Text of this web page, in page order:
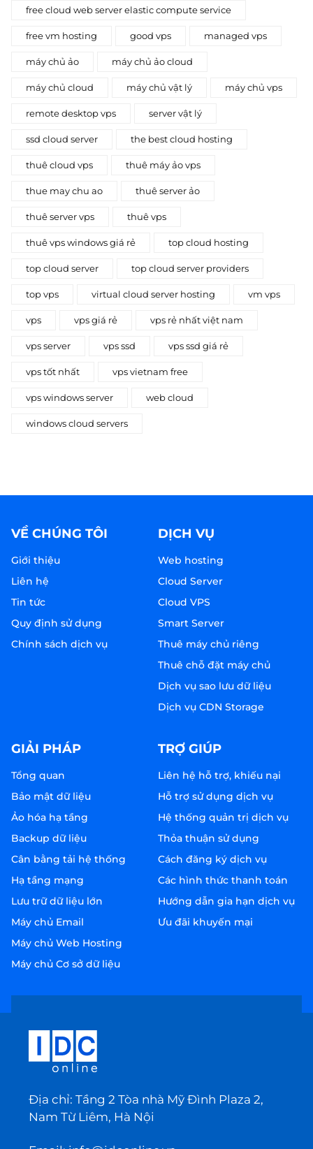
free cloud web server elastic compute service
free vm hosting good vps managed vps
máy chủ ảo máy chủ ảo cloud
máy chủ cloud máy chủ vật lý máy chủ vps
remote desktop vps server vật lý
ssd cloud server the best cloud hosting
thuê cloud vps thuê máy ảo vps
thue may chu ao thuê server ảo
thuê server vps thuê vps
thuê vps windows giá rẻ top cloud hosting
top cloud server top cloud server providers
top vps virtual cloud server hosting vm vps
vps vps giá rẻ vps rẻ nhất việt nam
vps server vps ssd vps ssd giá rẻ
vps tốt nhất vps vietnam free
vps windows server web cloud
windows cloud servers
VỀ CHÚNG TÔI
Giới thiệu
Liên hệ
Tin tức
Quy định sử dụng
Chính sách dịch vụ
DỊCH VỤ
Web hosting
Cloud Server
Cloud VPS
Smart Server
Thuê máy chủ riêng
Thuê chỗ đặt máy chủ
Dịch vụ sao lưu dữ liệu
Dịch vụ CDN Storage
GIẢI PHÁP
Tổng quan
Bảo mật dữ liệu
Ảo hóa hạ tầng
Backup dữ liệu
Cân bằng tải hệ thống
Hạ tầng mạng
Lưu trữ dữ liệu lớn
Máy chủ Email
Máy chủ Web Hosting
Máy chủ Cơ sở dữ liệu
TRỢ GIÚP
Liên hệ hỗ trợ, khiếu nại
Hỗ trợ sử dụng dịch vụ
Hệ thống quản trị dịch vụ
Thỏa thuận sử dụng
Cách đăng ký dịch vụ
Các hình thức thanh toán
Hướng dẫn gia hạn dịch vụ
Ưu đãi khuyến mại
Địa chỉ: Tầng 2 Tòa nhà Mỹ Đình Plaza 2,
Nam Từ Liêm, Hà Nội